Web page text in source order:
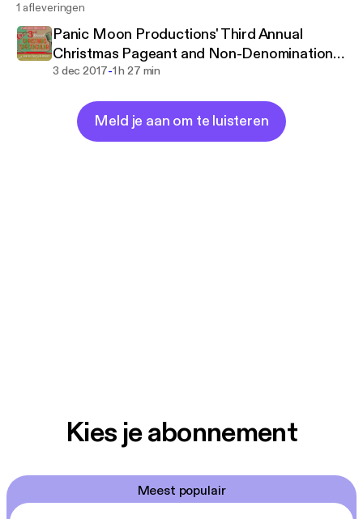
1 afleveringen
Panic Moon Productions' Third Annual
Christmas Pageant and Non-Denominational
Holiday Spectacular
3 dec 2017-1 h 27 min
Meld je aan om te luisteren
Kies je abonnement
Meest populair